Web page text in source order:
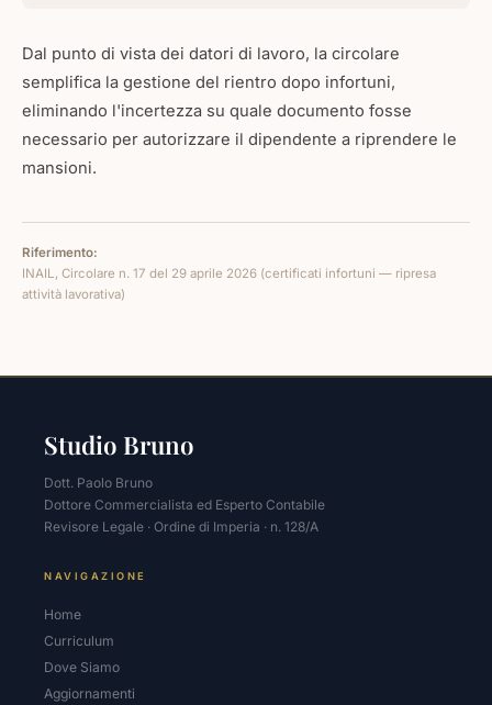
Dal punto di vista dei datori di lavoro, la circolare
semplifica la gestione del rientro dopo infortuni,
eliminando l'incertezza su quale documento fosse
necessario per autorizzare il dipendente a riprendere le
mansioni.
Riferimento:
INAIL, Circolare n. 17 del 29 aprile 2026 (certificati infortuni — ripresa
attività lavorativa)
Studio Bruno
Dott. Paolo Bruno
Dottore Commercialista ed Esperto Contabile
Revisore Legale · Ordine di Imperia · n. 128/A
NAVIGAZIONE
Home
Curriculum
Dove Siamo
Aggiornamenti